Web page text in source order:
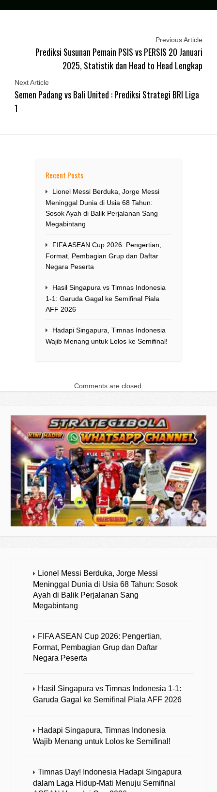
Previous Article
Prediksi Susunan Pemain PSIS vs PERSIS 20 Januari
2025, Statistik dan Head to Head Lengkap
Next Article
Semen Padang vs Bali United : Prediksi Strategi BRI Liga
1
Recent Posts
Lionel Messi Berduka, Jorge Messi
Meninggal Dunia di Usia 68 Tahun:
Sosok Ayah di Balik Perjalanan Sang
Megabintang
FIFA ASEAN Cup 2026: Pengertian,
Format, Pembagian Grup dan Daftar
Negara Peserta
Hasil Singapura vs Timnas Indonesia
1-1: Garuda Gagal ke Semifinal Piala
AFF 2026
Hadapi Singapura, Timnas Indonesia
Wajib Menang untuk Lolos ke Semifinal!
Comments are closed.
Lionel Messi Berduka, Jorge Messi
Meninggal Dunia di Usia 68 Tahun: Sosok
Ayah di Balik Perjalanan Sang
Megabintang
FIFA ASEAN Cup 2026: Pengertian,
Format, Pembagian Grup dan Daftar
Negara Peserta
Hasil Singapura vs Timnas Indonesia 1-1:
Garuda Gagal ke Semifinal Piala AFF 2026
Hadapi Singapura, Timnas Indonesia
Wajib Menang untuk Lolos ke Semifinal!
Timnas Day! Indonesia Hadapi Singapura
dalam Laga Hidup-Mati Menuju Semifinal